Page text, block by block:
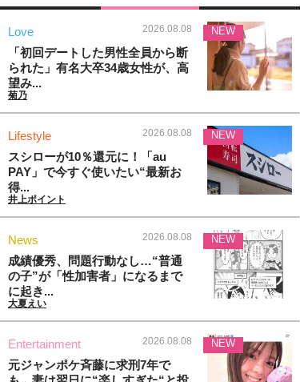
Love 2026.08.08
「初回デートした男性全員から断
られた」有名大卒34歳女性が、高
望み...
菊乃
NEW
Lifestyle 2026.08.08
スシローが10％還元に！「au
PAY」で今すぐ使いたい“最新お
得...
井上ポイント
NEW
News 2026.08.08
成績優秀、問題行動なし…“普通
の子”が「性加害者」になるまで
に起き...
大夏えい
NEW
Entertainment 2026.08.08
元ジャンポケ斉藤に求刑7年で
NEW